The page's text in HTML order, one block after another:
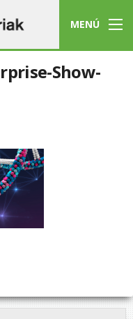
MENÚ
Show-